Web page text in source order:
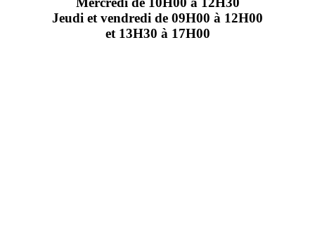
Jeudi et vendredi de 09H00 à 12H00
et 13H30 à 17H00